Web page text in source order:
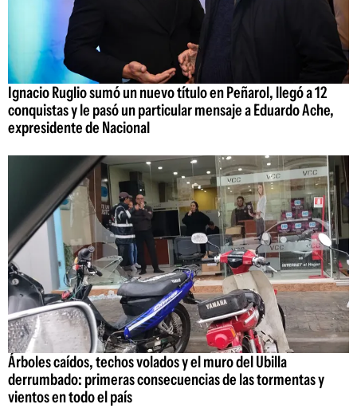
Ignacio Ruglio sumó un nuevo título en Peñarol, llegó a 12
conquistas y le pasó un particular mensaje a Eduardo Ache,
expresidente de Nacional
Árboles caídos, techos volados y el muro del Ubilla
derrumbado: primeras consecuencias de las tormentas y
vientos en todo el país